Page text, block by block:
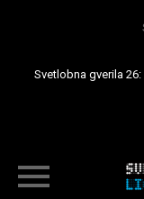
Svetlobna gverila